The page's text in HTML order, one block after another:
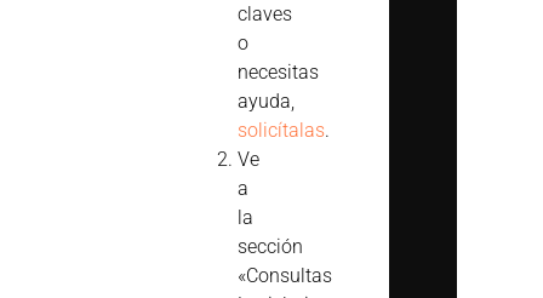
claves
o
necesitas
ayuda,
solicítalas.
Ve
a
la
sección
«Consultas